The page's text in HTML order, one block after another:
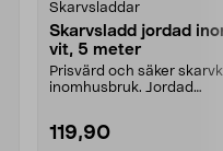
Skarvsladdar
Skarvsladd jordad
vit, 5 meter
Prisvärd och säker
inomhusbruk. Jordad
119,90